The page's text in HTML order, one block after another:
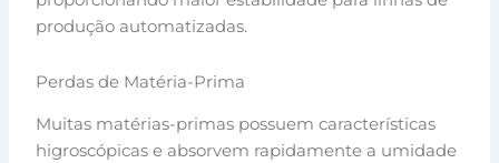
produção automatizadas.
Perdas de Matéria-Prima
Muitas matérias-primas possuem características
higroscópicas e absorvem rapidamente a umidade